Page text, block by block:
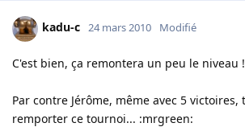
kadu-c 24 mars 2010 Modifié
C'est bien, ça remontera un peu le niveau !
Par contre Jérôme, même avec 5 victoires,
remporter ce tournoi... :mrgreen: